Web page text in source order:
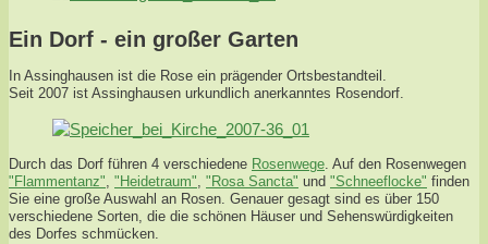
Ein Dorf - ein großer Garten
In Assinghausen ist die Rose ein prägender Ortsbestandteil.
Seit 2007 ist Assinghausen urkundlich anerkanntes Rosendorf.
Durch das Dorf führen 4 verschiedene Rosenwege. Auf den Rosenwegen
"Flammentanz", "Heidetraum", "Rosa Sancta" und "Schneeflocke" finden
Sie eine große Auswahl an Rosen. Genauer gesagt sind es über 150
verschiedene Sorten, die die schönen Häuser und Sehenswürdigkeiten
des Dorfes schmücken.